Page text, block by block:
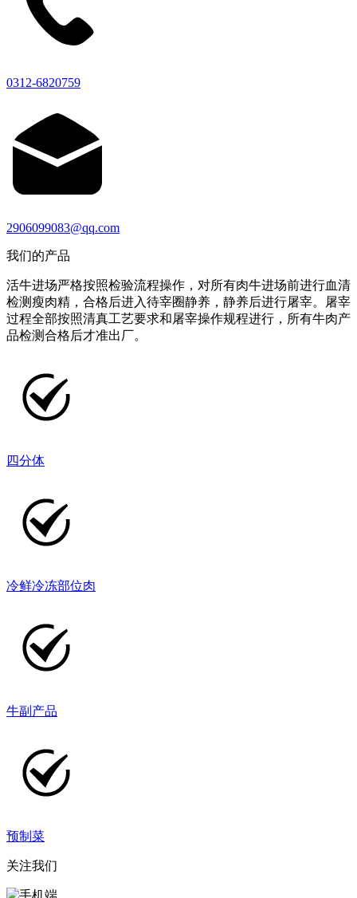
0312-6820759
2906099083@qq.com
我们的产品
活牛进场严格按照检验流程操作，对所有肉牛进场前进行血清
检测瘦肉精，合格后进入待宰圈静养，静养后进行屠宰。屠宰
过程全部按照清真工艺要求和屠宰操作规程进行，所有牛肉产
品检测合格后才准出厂。
四分体
冷鲜冷冻部位肉
牛副产品
预制菜
关注我们